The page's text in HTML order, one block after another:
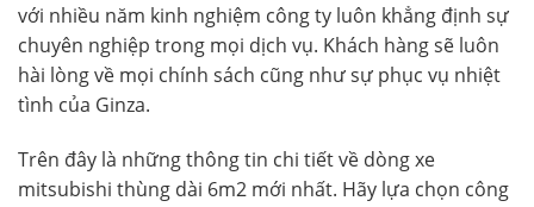
với nhiều năm kinh nghiệm công ty luôn khẳng định sự
chuyên nghiệp trong mọi dịch vụ. Khách hàng sẽ luôn
hài lòng về mọi chính sách cũng như sự phục vụ nhiệt
tình của Ginza.
Trên đây là những thông tin chi tiết về dòng xe
mitsubishi thùng dài 6m2 mới nhất. Hãy lựa chọn công